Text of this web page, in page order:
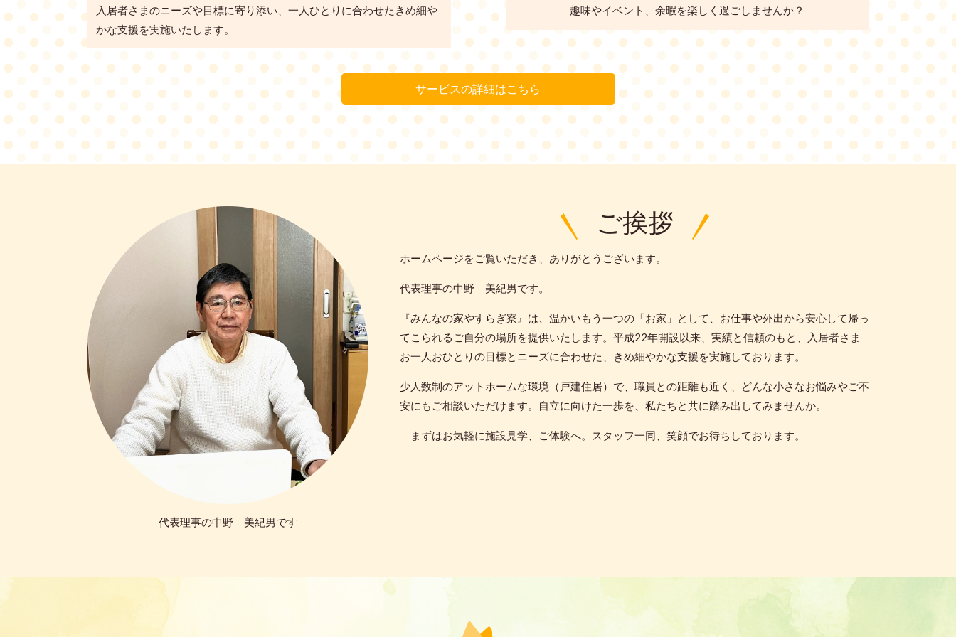
入居者さまのニーズや目標に寄り添い、一人ひとりに合わせたきめ細や
かな支援を実施いたします。
趣味やイベント、余暇を楽しく過ごしませんか？
サービスの詳細はこちら
代表理事の中野 美紀男です
ご挨拶
ホームページをご覧いただき、ありがとうございます。
代表理事の中野 美紀男です。
『みんなの家やすらぎ寮』は、温かいもう一つの「お家」として、お仕事や外出から安心して帰っ
てこられるご自分の場所を提供いたします。平成22年開設以来、実績と信頼のもと、入居者さま
お一人おひとりの目標とニーズに合わせた、きめ細やかな支援を実施しております。
少人数制のアットホームな環境（戸建住居）で、職員との距離も近く、どんな小さなお悩みやご不
安にもご相談いただけます。自立に向けた一歩を、私たちと共に踏み出してみませんか。
まずはお気軽に施設見学、ご体験へ。スタッフ一同、笑顔でお待ちしております。